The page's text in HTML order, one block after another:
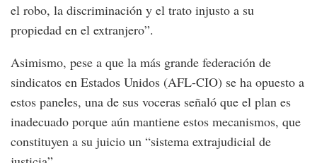
el robo, la discriminación y el trato injusto a su
propiedad en el extranjero”.
Asimismo, pese a que la más grande federación de
sindicatos en Estados Unidos (AFL-CIO) se ha opuesto a
estos paneles, una de sus voceras señaló que el plan es
inadecuado porque aún mantiene estos mecanismos, que
constituyen a su juicio un “sistema extrajudicial de